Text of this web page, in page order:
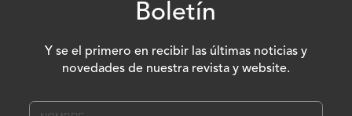
Boletín
Y se el primero en recibir las últimas noticias y
novedades de nuestra revista y website.